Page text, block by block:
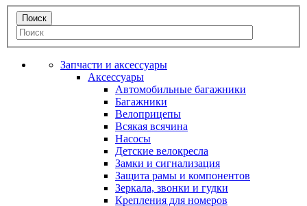
Запчасти и аксессуары
Аксессуары
Автомобильные багажники
Багажники
Велоприцепы
Всякая всячина
Насосы
Детские велокресла
Замки и сигнализация
Защита рамы и компонентов
Зеркала, звонки и гудки
Крепления для номеров